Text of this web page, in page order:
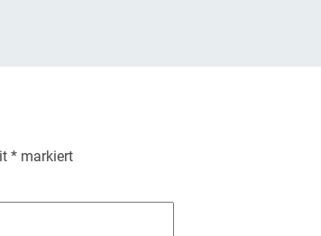
* markiert